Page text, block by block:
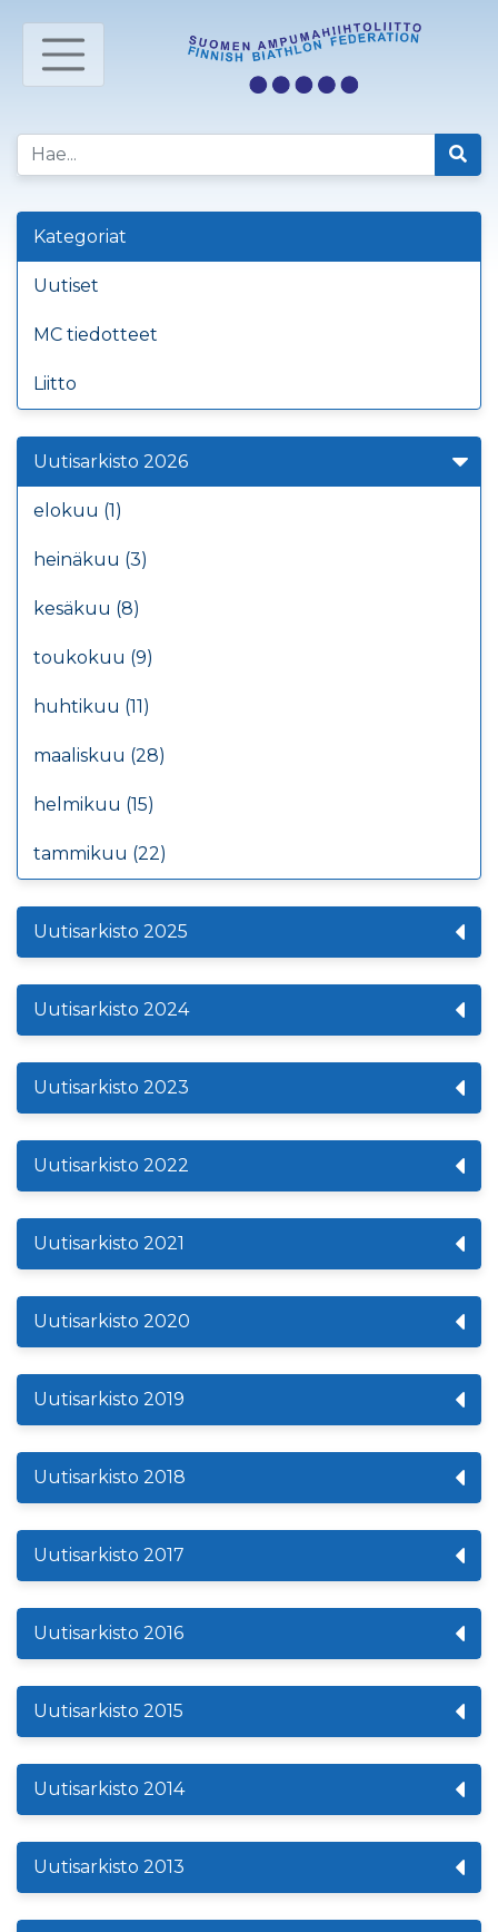
Kategoriat
Uutiset
MC tiedotteet
Liitto
Uutisarkisto 2026
elokuu (1)
heinäkuu (3)
kesäkuu (8)
toukokuu (9)
huhtikuu (11)
maaliskuu (28)
helmikuu (15)
tammikuu (22)
Uutisarkisto 2025
Uutisarkisto 2024
Uutisarkisto 2023
Uutisarkisto 2022
Uutisarkisto 2021
Uutisarkisto 2020
Uutisarkisto 2019
Uutisarkisto 2018
Uutisarkisto 2017
Uutisarkisto 2016
Uutisarkisto 2015
Uutisarkisto 2014
Uutisarkisto 2013